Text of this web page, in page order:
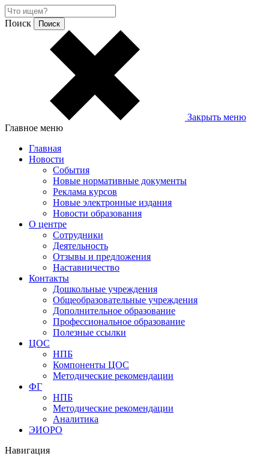
Поиск
Закрыть меню
Главное меню
Главная
Новости
События
Новые нормативные документы
Реклама курсов
Новые электронные издания
Новости образования
О центре
Сотрудники
Деятельность
Отзывы и предложения
Наставничество
Контакты
Дошкольные учреждения
Общеобразовательные учреждения
Дополнительное образование
Профессиональное образование
Полезные ссылки
ЦОС
НПБ
Компоненты ЦОС
Методические рекомендации
ФГ
НПБ
Методические рекомендации
Аналитика
ЭИОРО
Навигация